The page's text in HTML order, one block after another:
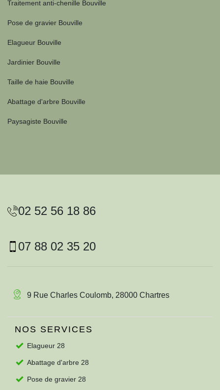
Traitement anti-chenille Bouville
Pose de gravier Bouville
Elagueur Bouville
Jardinier Bouville
Taille de haie Bouville
Abattage d'arbre Bouville
Paysagiste Bouville
02 52 56 18 86
07 88 02 35 20
9 Rue Charles Coulomb, 28000 Chartres
NOS SERVICES
Elagueur 28
Abattage d'arbre 28
Pose de gravier 28